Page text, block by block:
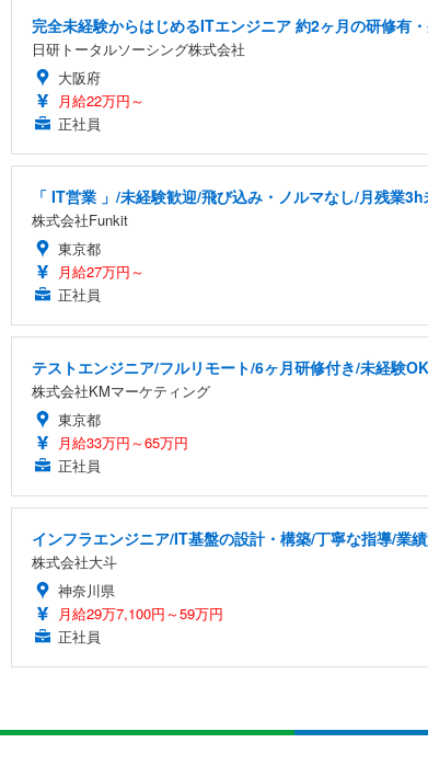
完全未経験からはじめるITエンジニア 約2ヶ月の研修有
日研トータルソーシング株式会社
大阪府
月給22万円～
正社員
「 IT営業 」/未経験歓迎/飛び込み・ノルマなし/月残業
株式会社Funkit
東京都
月給27万円～
正社員
テストエンジニア/フルリモート/6ヶ月研修付き/未経験OK
株式会社KMマーケティング
東京都
月給33万円～65万円
正社員
インフラエンジニア/IT基盤の設計・構築/丁寧な指導/業
株式会社大斗
神奈川県
月給29万7,100円～59万円
正社員